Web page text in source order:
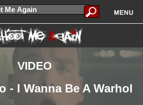
VIDEO
- I Wanna Be A Warhol